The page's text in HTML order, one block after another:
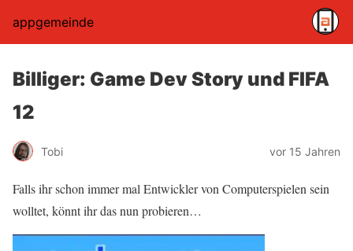
appgemeinde
Billiger: Game Dev Story und FIFA
12
Tobi vor 15 Jahren
Falls ihr schon immer mal Entwickler von Computerspielen sein
wolltet, könnt ihr das nun probieren…